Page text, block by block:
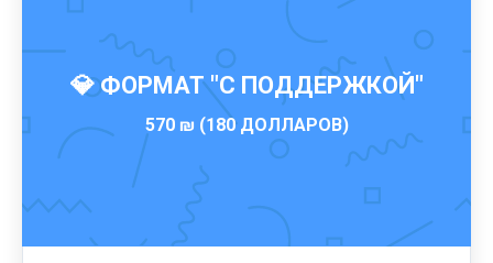
💎 ФОРМАТ "С ПОДДЕРЖКОЙ"
570 ₪ (180 ДОЛЛАРОВ)